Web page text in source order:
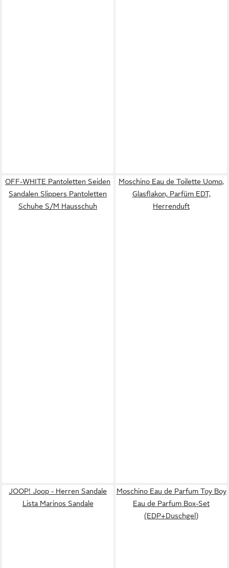
OFF-WHITE Pantoletten Seiden
Sandalen Slippers Pantoletten
Schuhe S/M Hausschuh
Moschino Eau de Toilette Uomo,
Glasflakon, Parfüm EDT,
Herrenduft
JOOP! Joop - Herren Sandale
Lista Marinos Sandale
Moschino Eau de Parfum Toy Boy
Eau de Parfum Box-Set
(EDP+Duschgel)